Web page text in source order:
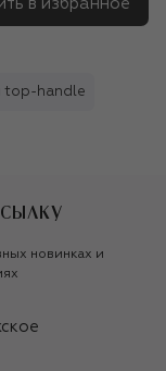
в избранное
top-handle
новинках и